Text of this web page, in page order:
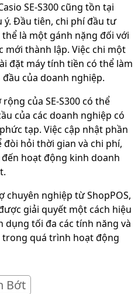
SE-S300 cũng tồn tại
Đầu tiên, chi phí đầu tư
là một gánh nặng đối với
mới thành lập. Việc chi một
đặt máy tính tiền có thể làm
của doanh nghiệp.
của SE-S300 có thể
của các doanh nghiệp có
tạp. Việc cập nhật phần
hỏi thời gian và chi phí,
hoạt động kinh doanh
chuyên nghiệp từ ShopPOS,
giải quyết một cách hiệu
tối đa các tính năng và
trong quá trình hoạt động
Bớt